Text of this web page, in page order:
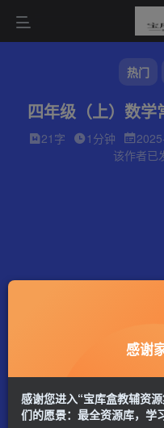
热门
四年级（上）数
21字 1分钟
该作者已
感谢
感谢您进入“宝库盒教辅资
们的愿景：最全资源库，学